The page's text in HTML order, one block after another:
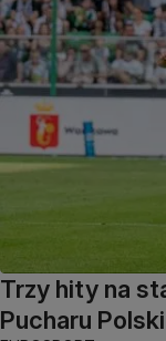
Trzy hity na
Pucharu Polski